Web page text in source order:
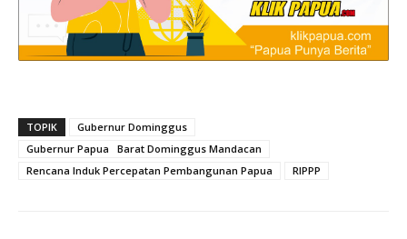
TOPIK
Gubernur Dominggus
Gubernur Papua Barat Dominggus Mandacan
Rencana Induk Percepatan Pembangunan Papua
RIPPP